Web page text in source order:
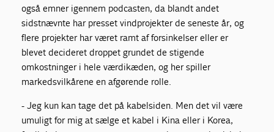
også emner igennem podcasten, da blandt andet
sidstnævnte har presset vindprojekter de seneste år, og
flere projekter har været ramt af forsinkelser eller er
blevet decideret droppet grundet de stigende
omkostninger i hele værdikæden, og her spiller
markedsvilkårene en afgørende rolle.
- Jeg kun kan tage det på kabelsiden. Men det vil være
umuligt for mig at sælge et kabel i Kina eller i Korea,